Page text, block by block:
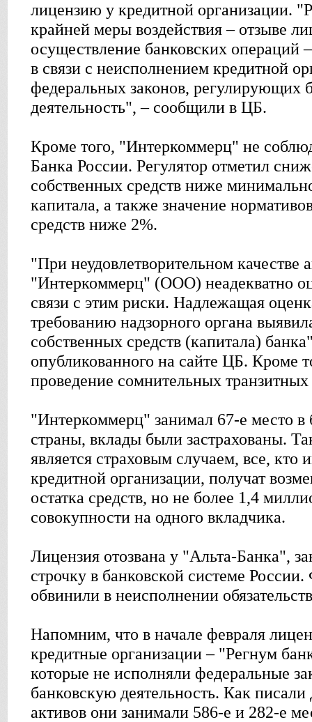
лицензию у кредитной организации.
крайней меры воздействия – отзыве
осуществление банковских операций
в связи с неисполнением кредитной
федеральных законов, регулирующих
деятельность", – сообщили в ЦБ.
Кроме того, "Интеркоммерц" не
Банка России. Регулятор отметил
собственных средств ниже
капитала, а также значение
средств ниже 2%.
"При неудовлетворительном качестве
"Интеркоммерц" (ООО) неадекватно
связи с этим риски. Надлежащая
требованию надзорного органа
собственных средств (капитала)
опубликованного на сайте ЦБ. Кроме
проведение сомнительных
"Интеркоммерц" занимал 67-е место в
страны, вклады были застрахованы.
является страховым случаем, все, кто
кредитной организации, получат
остатка средств, но не более 1,4
совокупности на одного вкладчика.
Лицензия отозвана у "Альта-Банка",
строчку в банковской системе
обвинили в неисполнении
Напомним, что в начале февраля
кредитные организации – "Регнум
которые не исполняли федеральные
банковскую деятельность. Как
активов они занимали 586-е и 282-е